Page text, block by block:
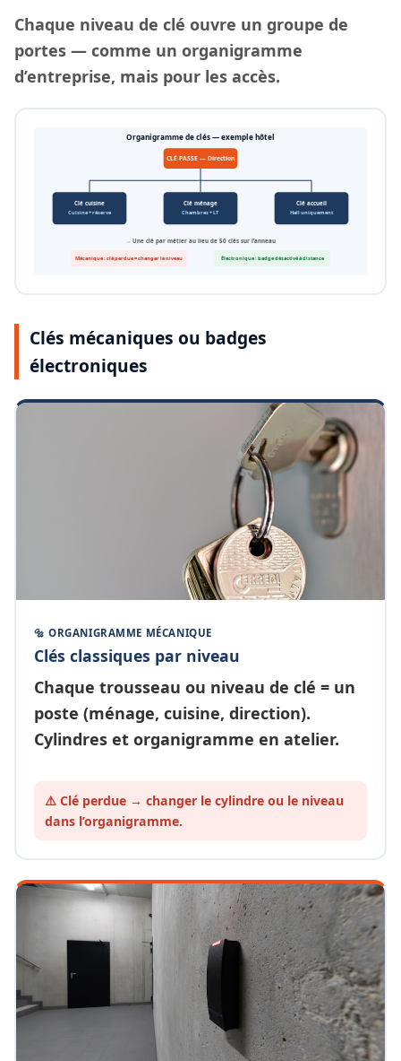
Chaque niveau de clé ouvre un groupe de
portes — comme un organigramme
d’entreprise, mais pour les accès.
Organigramme de clés — exemple hôtel
CLÉ PASSE — Direction
Clé cuisine
Cuisine + réserve
Clé ménage
Chambres + LT
Clé accueil
Hall uniquement
→ Une clé par métier au lieu de 50 clés sur l’anneau
Mécanique : clé perdue = changer le niveau Électronique : badge désactivé à distance
Clés mécaniques ou badges
électroniques
🔩 ORGANIGRAMME MÉCANIQUE
Clés classiques par niveau
Chaque trousseau ou niveau de clé = un
poste (ménage, cuisine, direction).
Cylindres et organigramme en atelier.
⚠️ Clé perdue → changer le cylindre ou le niveau
dans l’organigramme.